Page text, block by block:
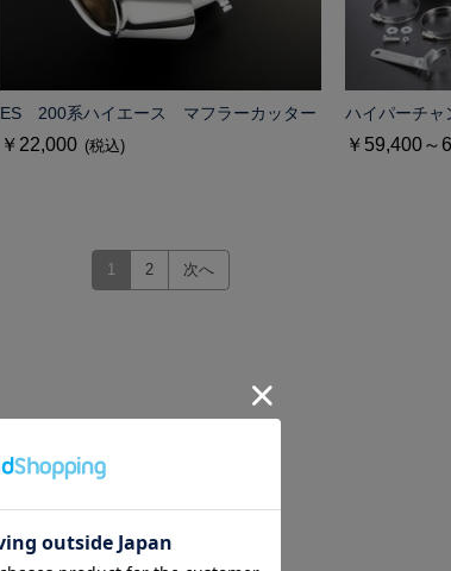
ES 200系ハイエース マフラーカッター
￥22,000 (税込)
ハイパーチャ
￥59,400～
1 2 次へ